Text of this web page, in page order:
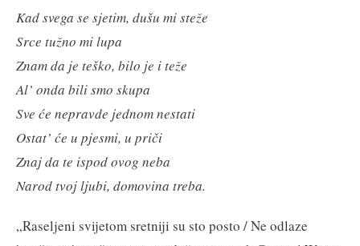
Kad svega se sjetim, dušu mi steže
Srce tužno mi lupa
Znam da je teško, bilo je i teže
Al’ onda bili smo skupa
Sve će nepravde jednom nestati
Ostat’ će u pjesmi, u priči
Znaj da te ispod ovog neba
Narod tvoj ljubi, domovina treba.
„Raseljeni svijetom sretniji su sto posto / Ne odlaze